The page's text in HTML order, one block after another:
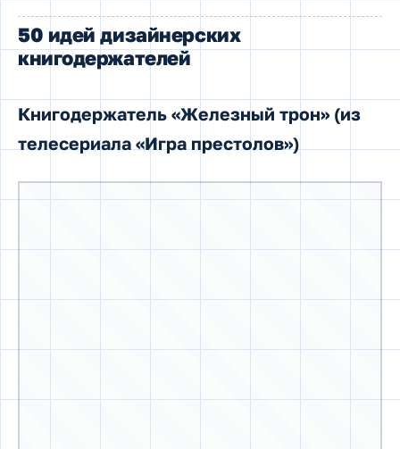
Книгодержатель в виде «Железного трона» из фэнтези
«Песнь льда и пламени»